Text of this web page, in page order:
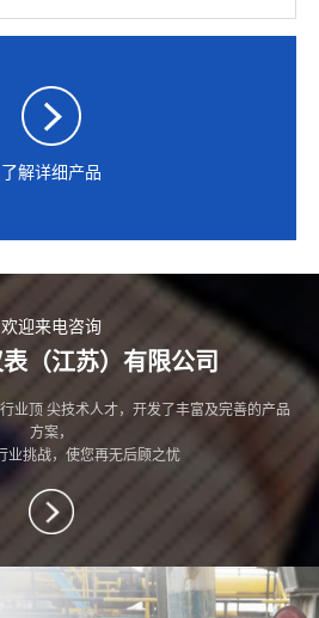
了解详细产品
欢迎来电咨询
（江苏）有限公司
业顶 尖技术人才，开发了丰富及完善的产品
方案，
业挑战，使您再无后顾之忧